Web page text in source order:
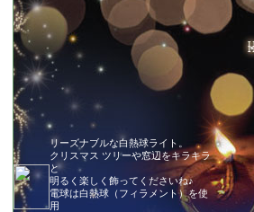
リーズナブルな白熱球ライト。
クリスマス ツリーや窓辺をキラキラ
と
明るく楽しく飾ってくださいね♪
電球は白熱球（フィラメント）を使
用